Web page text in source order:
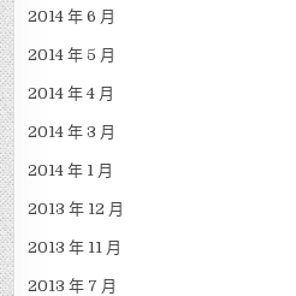
2014 年 6 月
2014 年 5 月
2014 年 4 月
2014 年 3 月
2014 年 1 月
2013 年 12 月
2013 年 11 月
2013 年 7 月